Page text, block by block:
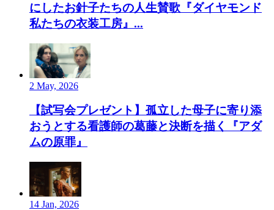
にしたお針子たちの人生賛歌『ダイヤモンド
私たちの衣装工房』...
2 May, 2026
【試写会プレゼント】孤立した母子に寄り添
おうとする看護師の葛藤と決断を描く『アダ
ムの原罪』
14 Jan, 2026